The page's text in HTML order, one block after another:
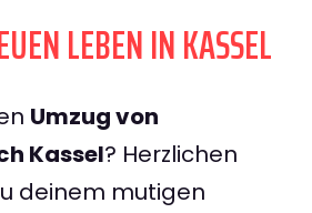
LEBEN IN KASSEL
Umzug von
Kassel? Herzlichen
deinem mutigen